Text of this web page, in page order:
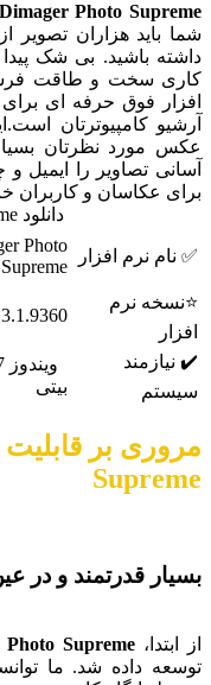
Photo Supreme
شما باید هزاران
داشته باشید. بی شک
کاری سخت و طاقت
افزار فوق حرفه ای برای
آرشیو کامپیوترتان
عکس مورد نظرتان
آسانی تصاویر را ایمیل
برای عکاسان و کاربران
دانلود IDimager Photo Supreme
✅ نام نرم افزار
Photo
Supreme
⭐نسخه نرم
افزار
✔️ نیازمند
سیستم
بیتی
Supreme
بسیار قدرتمند و در
از ابتدا، Photo Supreme
توسعه داده شد. ما